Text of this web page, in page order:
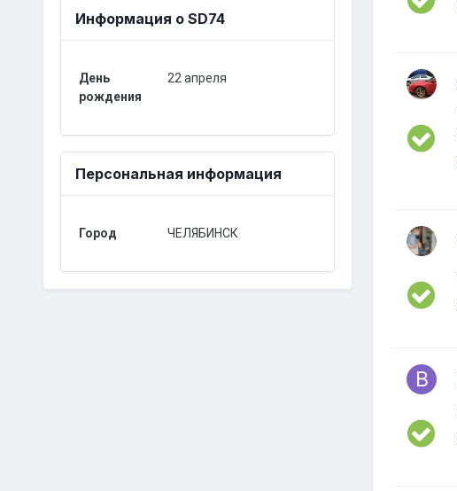
Информация о SD74
День
рождения
22 апреля
Персональная информация
Город ЧЕЛЯБИНСК